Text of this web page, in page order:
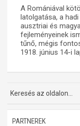
A Romániával
latolgatása, a
ausztriai és
fejleményeinek
tűnő, mégis
1918. június 14-i
PARTNEREK